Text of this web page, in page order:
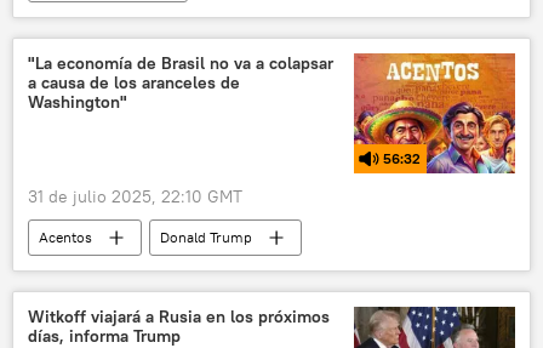
"La economía de Brasil no va a colapsar
a causa de los aranceles de
Washington"
56:32
31 de julio 2025, 22:10 GMT
Acentos
Donald Trump
Dilma Rousseff
Brasil
Washington
EEUU
Witkoff viajará a Rusia en los próximos
días, informa Trump